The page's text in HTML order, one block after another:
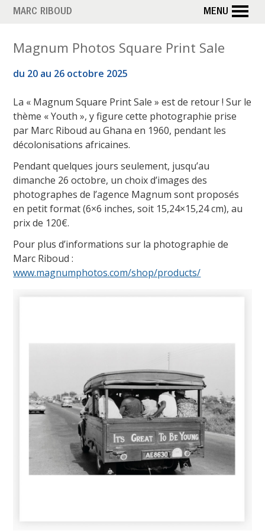
Aller
principal
MARC RIBOUD MENU
Magnum Photos Square Print Sale
du 20 au 26 octobre 2025
La « Magnum Square Print Sale » est de retour ! Sur le
thème « Youth », y figure cette photographie prise
par Marc Riboud au Ghana en 1960, pendant les
décolonisations africaines.
Pendant quelques jours seulement, jusqu’au
dimanche 26 octobre, un choix d’images des
photographes de l’agence Magnum sont proposés
en petit format (6×6 inches, soit 15,24×15,24 cm), au
prix de 120€.
Pour plus d’informations sur la photographie de
Marc Riboud :
www.magnumphotos.com/shop/products/